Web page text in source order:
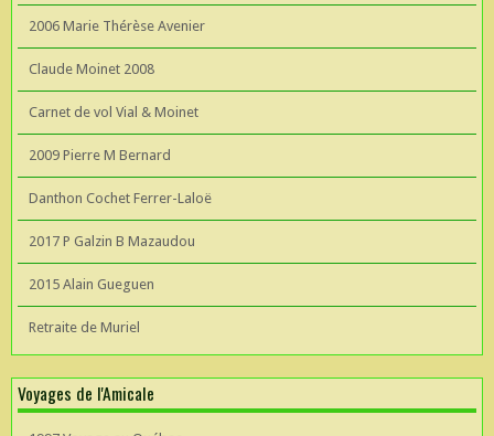
2006 Marie Thérèse Avenier
Claude Moinet 2008
Carnet de vol Vial & Moinet
2009 Pierre M Bernard
Danthon Cochet Ferrer-Laloë
2017 P Galzin B Mazaudou
2015 Alain Gueguen
Retraite de Muriel
Voyages de l'Amicale